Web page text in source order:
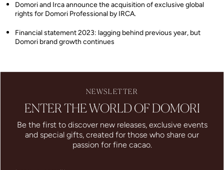
Domori and Irca announce the acquisition of exclusive global
rights for Domori Professional by IRCA.
Financial statement 2023: lagging behind previous year, but
Domori brand growth continues
NEWSLETTER
ENTER THE WORLD OF DOMORI
Be the first to discover new releases, exclusive events
and special gifts, created for those who share our
passion for fine cacao.